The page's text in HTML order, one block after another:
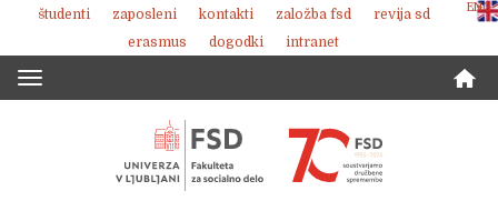
Skoči
vsebino
ENG
študenti zaposleni kontakti založba fsd
revija sd
erasmus
dogodki intranet